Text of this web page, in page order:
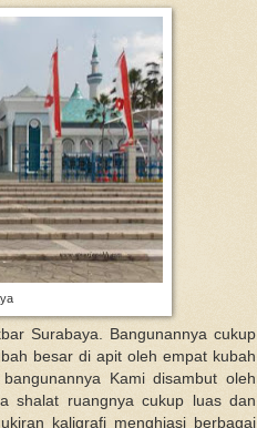
Surabaya. Bangunannya cukup
besar di apit oleh empat kubah
Kami disambut oleh
shalat ruangnya cukup luas dan
kaligrafi menghiasi berbagai